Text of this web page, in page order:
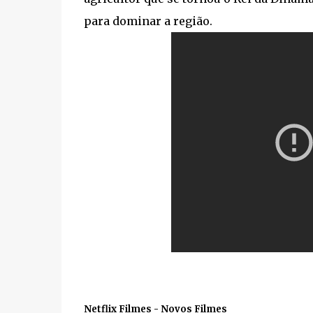
para dominar a região.
Netflix Filmes - Novos Filmes